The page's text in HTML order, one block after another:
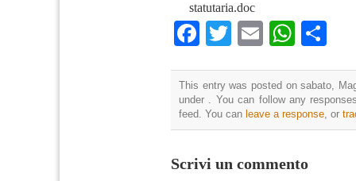
statutaria.doc
Facebook
TwitterEmail
This entry was posted on sabato,
under . You can follow any
feed. You can leave a response, or
Scrivi un commento